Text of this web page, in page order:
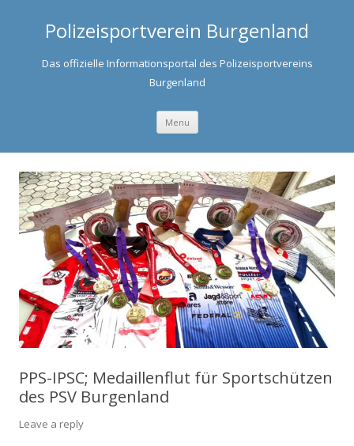
Polizeisportverein Burgenland
Das offizielle Informationsportal des Polizeisportvereins
Burgenland
Menu Skip to content
PPS-IPSC; Medaillenflut für Sportschützen
des PSV Burgenland
Leave a reply